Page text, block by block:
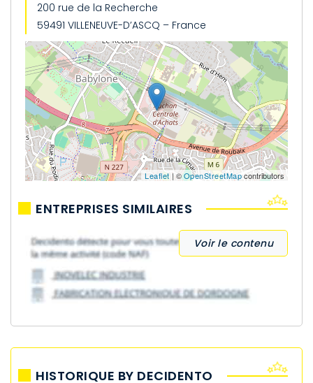
200 rue de la Recherche
59491 VILLENEUVE-D’ASCQ – France
Leaflet | ©OpenStreetMapcontributors
ENTREPRISES SIMILAIRES
Voir le contenu
HISTORIQUE BY DECIDENTO